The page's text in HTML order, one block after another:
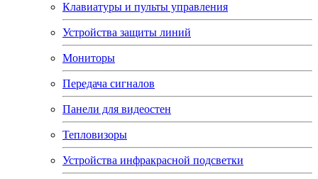
Клавиатуры и пульты управления
Устройства защиты линий
Мониторы
Передача сигналов
Панели для видеостен
Тепловизоры
Устройства инфракрасной подсветки